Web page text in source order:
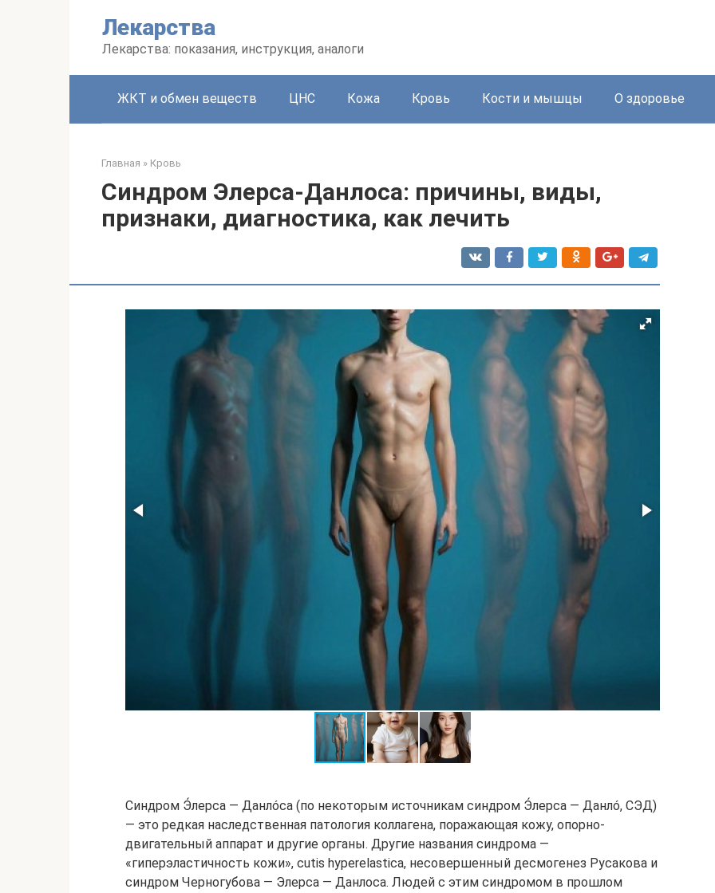
Лекарства
Лекарства: показания, инструкция, аналоги
ЖКТ и обмен веществ ЦНС Кожа Кровь Кости и мышцы О здоровье
Главная » Кровь
Синдром Элерса-Данлоса: причины, виды,
признаки, диагностика, как лечить
Синдром Э́лерса — Данлóса (по некоторым источникам синдром Э́лерса — Данлó, СЭД)
— это редкая наследственная патология коллагена, поражающая кожу, опорно-
двигательный аппарат и другие органы. Другие названия синдрома —
«гиперэластичность кожи», сutis hyperelastica, несовершенный десмогенез Русакова и
синдром Черногубова — Элерса — Данлоса. Людей с этим синдромом в прошлом